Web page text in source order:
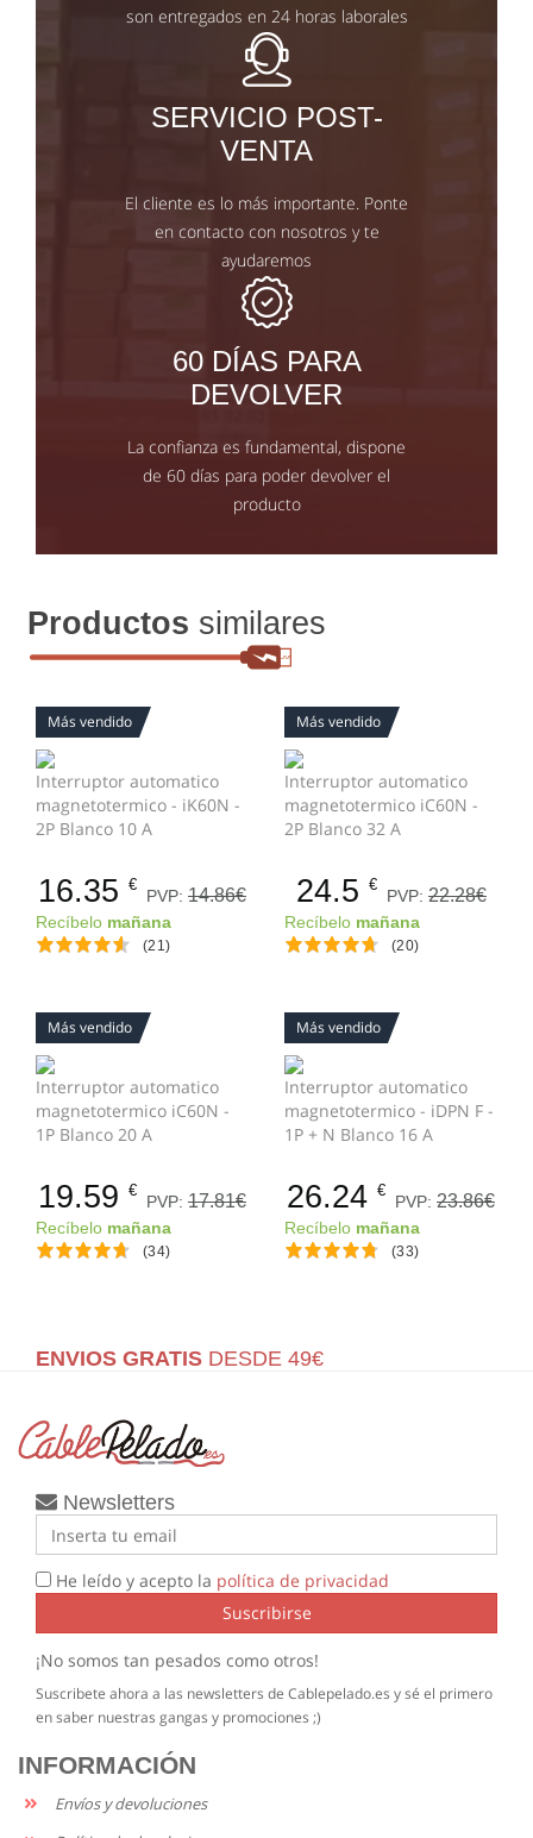
son entregados en 24 horas laborales
SERVICIO POST-
VENTA
El cliente es lo más importante. Ponte
en contacto con nosotros y te
ayudaremos
60 DÍAS PARA
DEVOLVER
La confianza es fundamental, dispone
de 60 días para poder devolver el
producto
Productos similares
Más vendido
Interruptor automatico
magnetotermico - iK60N -
2P Blanco 10 A
16.35 €
PVP: 14.86€
Recíbelo mañana
(21)
Más vendido
Interruptor automatico
magnetotermico iC60N -
2P Blanco 32 A
24.5 €
PVP: 22.28€
Recíbelo mañana
(20)
Más vendido
Interruptor automatico
magnetotermico iC60N -
1P Blanco 20 A
19.59 €
PVP: 17.81€
Recíbelo mañana
(34)
Más vendido
Interruptor automatico
magnetotermico - iDPN F -
1P + N Blanco 16 A
26.24 €
PVP: 23.86€
Recíbelo mañana
(33)
ENVIOS GRATIS DESDE 49€
Newsletters
He leído y acepto la política de privacidad
Suscribirse
¡No somos tan pesados como otros!
Suscribete ahora a las newsletters de Cablepelado.es y sé el primero
en saber nuestras gangas y promociones ;)
INFORMACIÓN
Envíos y devoluciones